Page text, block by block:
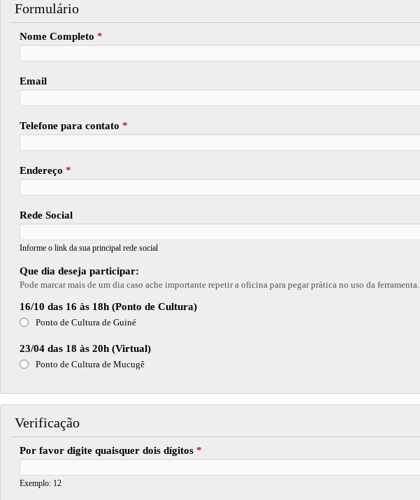
Formulário
Nome Completo*
Email
Telefone para contato*
Endereço*
Rede Social
Informe o link da sua principal rede social
Que dia deseja participar:
Pode marcar mais de um dia caso ache importante repetir a oficina para pegar prática no uso da ferramenta.
16/10 das 16 às 18h (Ponto de Cultura)
Ponto de Cultura de Guiné
23/04 das 18 às 20h (Virtual)
Ponto de Cultura de Mucugê
Verificação
Por favor digite quaisquer dois dígitos*
Exemplo: 12